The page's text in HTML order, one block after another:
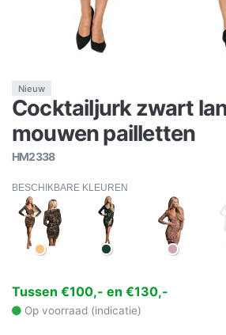
Nieuw
Cocktailjurk zwart
mouwen pailletten
HM2338
BESCHIKBARE KLEUREN
Tussen €100,- en €130,-
Op voorraad (indicatie)